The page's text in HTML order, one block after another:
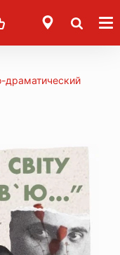
драматический